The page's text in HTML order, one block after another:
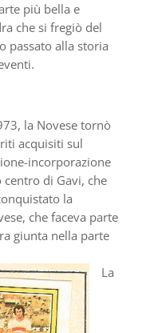
più bella e
che si fregiò del
passato alla storia
la Novese tornò
acquisiti sul
incorporazione
centro di Gavi, che
la
che faceva parte
giunta nella parte
La